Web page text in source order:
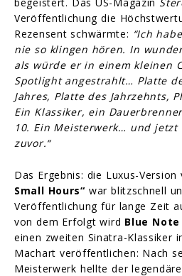
Veröffentlichung die
Rezensent schwärmte: “Ich
nie so klingen hören. In
als würde er in einem kleinen
Spotlight angestrahlt… Platte
Jahres, Platte des Jahrzehnts,
Ein Klassiker, ein
10. Ein Meisterwerk… und
zuvor.“
Das Ergebnis: die Luxus-
Small Hours“ war blitzschnell
Veröffentlichung für lange Zeit
von dem Erfolgt wird Blue
einen zweiten Sinatra-Klassiker
Machart veröffentlichen: Nach
Meisterwerk hellte der